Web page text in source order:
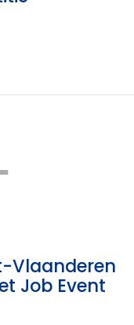
Vlaanderen
Job Event